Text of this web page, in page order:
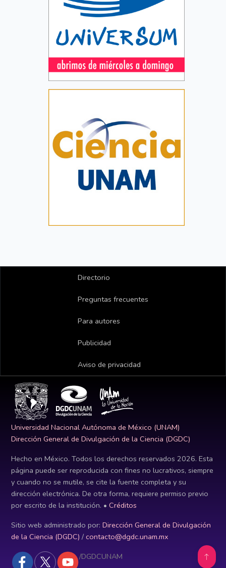
Directorio
Preguntas frecuentes
Para autores
Publicidad
Aviso de privacidad
Universidad Nacional Autónoma de México (UNAM)
Dirección General de Divulgación de la Ciencia (DGDC)
Hecho en México. Todos los derechos reservados 2026. Esta
página puede ser reproducida con fines no lucrativos, siempre
y cuando no se mutile, se cite la fuente completa y su
dirección electrónica. De otra forma, requiere permiso previo
por escrito de la institución. • Créditos
Sitio web administrado por: Dirección General de Divulgación
de la Ciencia (DGDC) / contacto@dgdc.unam.mx
/DGDCUNAM